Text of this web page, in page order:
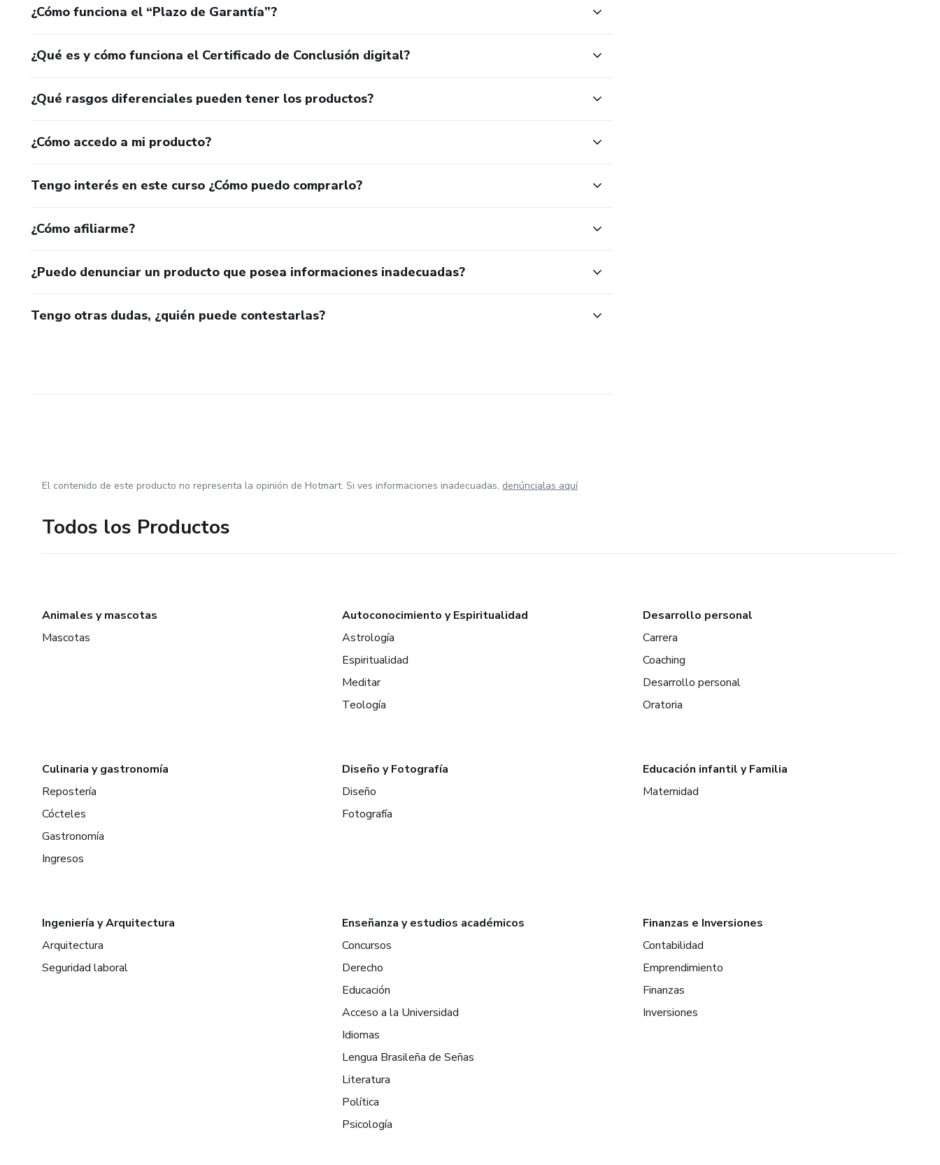
¿Cómo funciona el “Plazo de Garantía”?
¿Qué es y cómo funciona el Certificado de Conclusión digital?
¿Qué rasgos diferenciales pueden tener los productos?
¿Cómo accedo a mi producto?
Tengo interés en este curso ¿Cómo puedo comprarlo?
¿Cómo afiliarme?
¿Puedo denunciar un producto que posea informaciones inadecuadas?
Tengo otras dudas, ¿quién puede contestarlas?
El contenido de este producto no representa la opinión de Hotmart. Si ves informaciones inadecuadas, denúncialas aquí
Todos los Productos
Animales y mascotas
Mascotas
Autoconocimiento y Espiritualidad
Astrología
Espiritualidad
Meditar
Teología
Desarrollo personal
Carrera
Coaching
Desarrollo personal
Oratoria
Culinaria y gastronomía
Repostería
Cócteles
Gastronomía
Ingresos
Diseño y Fotografía
Diseño
Fotografía
Educación infantil y Familia
Maternidad
Ingeniería y Arquitectura
Arquitectura
Seguridad laboral
Enseñanza y estudios académicos
Concursos
Derecho
Educación
Acceso a la Universidad
Idiomas
Lengua Brasileña de Señas
Literatura
Política
Psicología
Finanzas e Inversiones
Contabilidad
Emprendimiento
Finanzas
Inversiones